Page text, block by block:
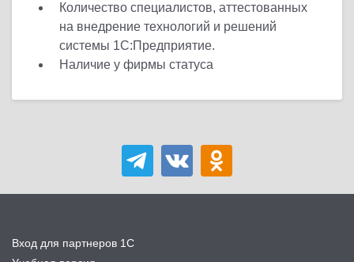
Количество специалистов, аттестованных
на внедрение технологий и решений
системы 1С:Предприятие.
Наличие у фирмы статуса
Вход для партнеров 1С